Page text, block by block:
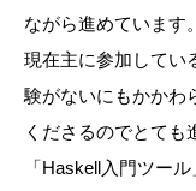
ながら進めています。
現在主に参加してい
験がないにもかかわ
くださるのでとても
「Haskell入門ツー